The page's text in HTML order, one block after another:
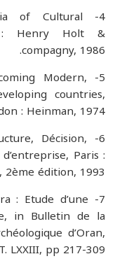
of Cultural
: Henry Holt &
compagny, 1986.
Modern,
countries,
: Heinman, 1974.
Décision,
Paris :
édition, 1993.
: Etude d’une
in Bulletin de la
d’Oran,
T. LXXIII, pp 217-309.